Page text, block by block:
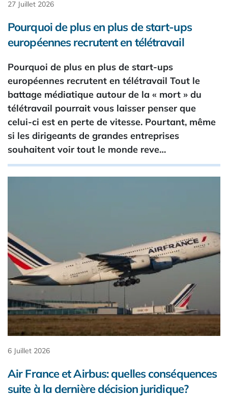
27 Juillet 2026
Pourquoi de plus en plus de start-ups
européennes recrutent en télétravail
Pourquoi de plus en plus de start-ups
européennes recrutent en télétravail Tout le
battage médiatique autour de la « mort » du
télétravail pourrait vous laisser penser que
celui-ci est en perte de vitesse. Pourtant, même
si les dirigeants de grandes entreprises
souhaitent voir tout le monde reve…
6 Juillet 2026
Air France et Airbus: quelles conséquences
suite à la dernière décision juridique?